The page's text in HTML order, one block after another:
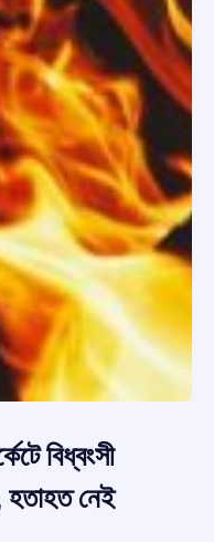
বিধ্বংসী
হতাহত নেই